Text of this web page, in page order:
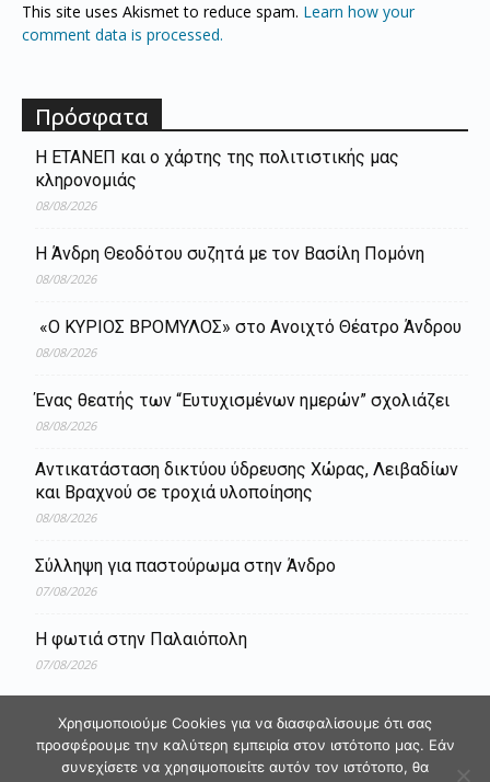
This site uses Akismet to reduce spam. Learn how your
comment data is processed.
Πρόσφατα
Η ΕΤΑΝΕΠ και ο χάρτης της πολιτιστικής μας
κληρονομιάς
08/08/2026
Η Άνδρη Θεοδότου συζητά με τον Βασίλη Πομόνη
08/08/2026
«Ο ΚΥΡΙΟΣ ΒΡΟΜΥΛΟΣ» στο Ανοιχτό Θέατρο Άνδρου
08/08/2026
Ένας θεατής των “Ευτυχισμένων ημερών” σχολιάζει
08/08/2026
Aντικατάσταση δικτύου ύδρευσης Χώρας, Λειβαδίων
και Βραχνού σε τροχιά υλοποίησης
08/08/2026
Σύλληψη για παστούρωμα στην Άνδρο
07/08/2026
Η φωτιά στην Παλαιόπολη
07/08/2026
Χρησιμοποιούμε Cookies για να διασφαλίσουμε ότι σας
προσφέρουμε την καλύτερη εμπειρία στον ιστότοπο μας. Εάν
συνεχίσετε να χρησιμοποιείτε αυτόν τον ιστότοπο, θα